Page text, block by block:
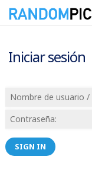
Iniciar sesión
SIGN IN